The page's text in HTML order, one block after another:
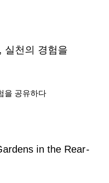
실천의 경험을
in the Rear-